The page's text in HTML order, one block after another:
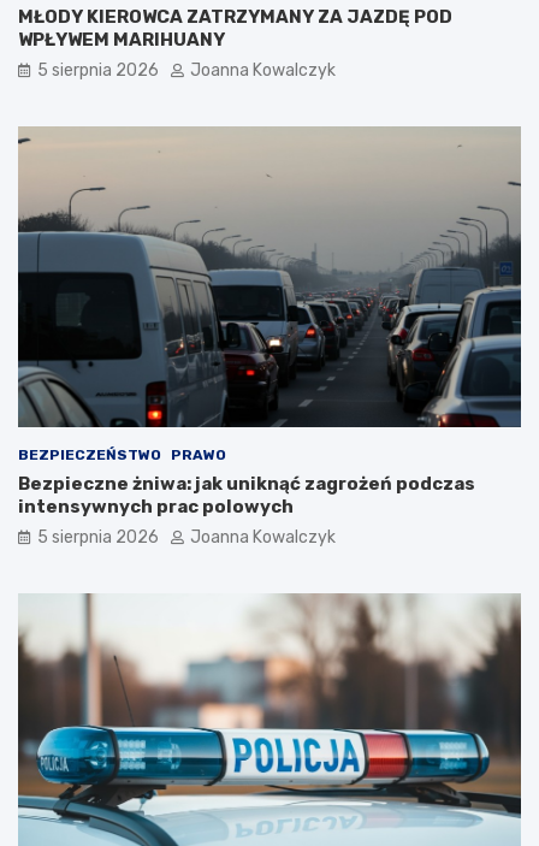
MŁODY KIEROWCA ZATRZYMANY ZA JAZDĘ POD
WPŁYWEM MARIHUANY
5 sierpnia 2026 Joanna Kowalczyk
BEZPIECZEŃSTWO PRAWO
Bezpieczne żniwa: jak uniknąć zagrożeń podczas
intensywnych prac polowych
5 sierpnia 2026 Joanna Kowalczyk